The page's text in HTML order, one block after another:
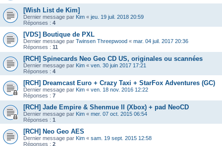
[Wish List de Kim]
Dernier message par Kim « jeu. 19 juil. 2018 20:59
Réponses : 4
[VDS] Boutique de PXL
Dernier message par Twinsen Threepwood « mar. 04 juil. 2017 20:36
Réponses : 11
[RCH] Spinecards Neo Geo CD US, originales ou scannées
Dernier message par Kim « ven. 30 juin 2017 17:21
Réponses : 4
[RCH] Dreamcast Euro + Crazy Taxi + StarFox Adventures (GC)
Dernier message par Kim « ven. 18 nov. 2016 12:22
Réponses : 7
[RCH] Jade Empire & Shenmue II (Xbox) + pad NeoCD
Dernier message par Kim « mer. 07 oct. 2015 06:54
Réponses : 1
[RCH] Neo Geo AES
Dernier message par Kim « sam. 19 sept. 2015 12:58
Réponses : 2